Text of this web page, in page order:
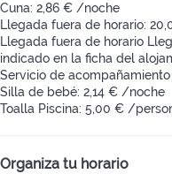
Cuna: 2,86 € /noche
Llegada fuera de horario:
Llegada fuera de horario
indicado en la ficha del
Servicio de
Silla de bebé: 2,14 € /noche
Toalla Piscina: 5,00 € /
Organiza tu horario